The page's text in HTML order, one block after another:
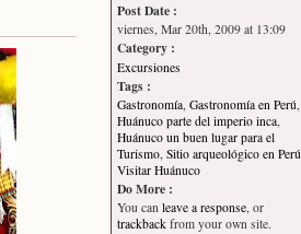
Post Date :
viernes, Mar 20th, 2009 at 13:09
Category :
Excursiones
Tags :
Gastronomía Gastronomía en Perú
Huánuco parte del imperio inca
Huánuco un buen lugar para el
Turismo Sitio arqueológico en Perú
Visitar Huánuco
Do More :
You can leave a response, or
trackback from your own site.